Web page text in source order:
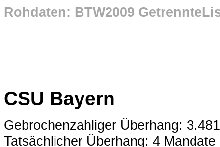
Rohdaten: BTW2009
CSU Bayern
Gebrochenzahliger Überhang:
Tatsächlicher Überhang: 4 Mandate